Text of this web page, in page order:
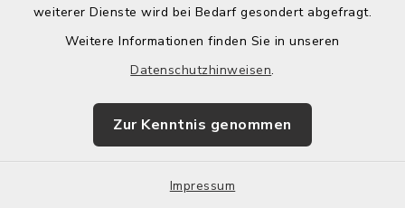
weiterer Dienste wird bei Bedarf gesondert abgefragt.
Weitere Informationen finden Sie in unseren
Datenschutzhinweisen.
Zur Kenntnis genommen
Impressum
Fetzenkapelle
Kunissastraße 25, 86911
Dießen am Ammersee